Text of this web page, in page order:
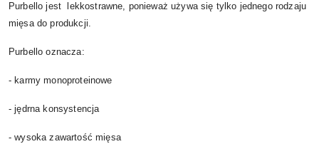
Purbello jest lekkostrawne, ponieważ używa się tylko jednego rodzaju
mięsa do produkcji.
Purbello oznacza:
- karmy monoproteinowe
- jędrna konsystencja
- wysoka zawartość mięsa